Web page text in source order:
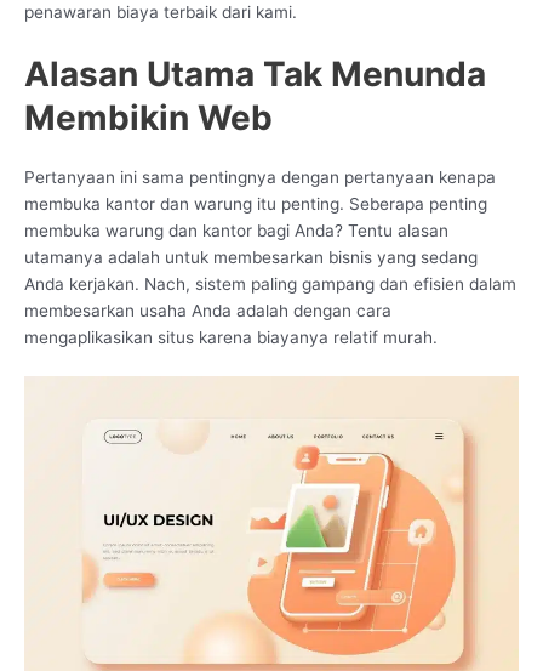
penawaran biaya terbaik dari kami.
Alasan Utama Tak Menunda
Membikin Web
Pertanyaan ini sama pentingnya dengan pertanyaan kenapa
membuka kantor dan warung itu penting. Seberapa penting
membuka warung dan kantor bagi Anda? Tentu alasan
utamanya adalah untuk membesarkan bisnis yang sedang
Anda kerjakan. Nach, sistem paling gampang dan efisien dalam
membesarkan usaha Anda adalah dengan cara
mengaplikasikan situs karena biayanya relatif murah.